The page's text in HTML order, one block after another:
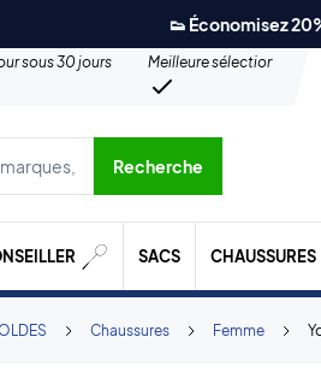
👟 Économisez
sous 30 jours
Meilleure sélection
etc.
Recherche
SACS CHAUSSURES
Femme
Chaussures